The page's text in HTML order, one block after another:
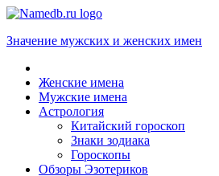
Значение мужских и женских имен
Женские имена
Мужские имена
Астрология
Китайский гороскоп
Знаки зодиака
Гороскопы
Обзоры Эзотериков